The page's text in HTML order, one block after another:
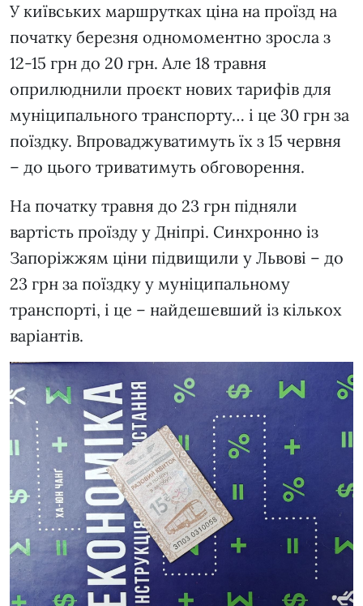
У київських маршрутках ціна на проїзд на
початку березня одномоментно зросла з
12-15 грн до 20 грн. Але 18 травня
оприлюднили проєкт нових тарифів для
муніципального транспорту… і це 30 грн за
поїздку. Впроваджуватимуть їх з 15 червня
– до цього триватимуть обговорення.
На початку травня до 23 грн підняли
вартість проїзду у Дніпрі. Синхронно із
Запоріжжям ціни підвищили у Львові – до
23 грн за поїздку у муніципальному
транспорті, і це – найдешевший із кількох
варіантів.